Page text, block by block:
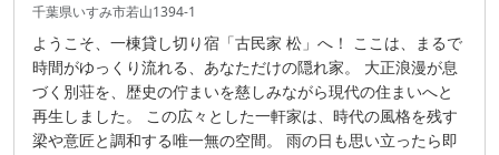
千葉県いすみ市若山1394-1
ようこそ、一棟貸し切り宿「古民家 松」へ！ ここは、まるで
時間がゆっくり流れる、あなただけの隠れ家。 大正浪漫が息
づく別荘を、歴史の佇まいを慈しみながら現代の住まいへと
再生しました。 この広々とした一軒家は、時代の風格を残す
梁や意匠と調和する唯一無の空間。 雨の日も思い立ったら即